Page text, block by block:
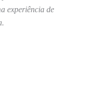
experiência de